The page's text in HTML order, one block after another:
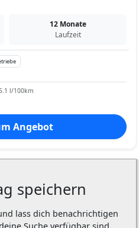
12 Monate
Laufzeit
l/100km
Angebot
speichern
lass dich benachrichtigen